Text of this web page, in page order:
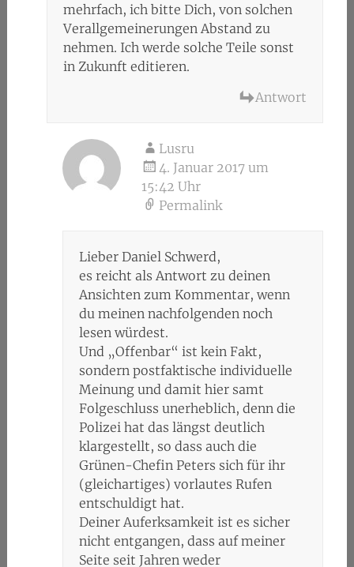
mehrfach, ich bitte Dich, von solchen
Verallgemeinerungen Abstand zu
nehmen. Ich werde solche Teile sonst
in Zukunft editieren.
Antwort
Lusru
4. Januar 2017 um
15:42 Uhr
Permalink
Lieber Daniel Schwerd,
es reicht als Antwort zu deinen
Ansichten zum Kommentar, wenn
du meinen nachfolgenden noch
lesen würdest.
Und „Offenbar“ ist kein Fakt,
sondern postfaktische individuelle
Meinung und damit hier samt
Folgeschluss unerheblich, denn die
Polizei hat das längst deutlich
klargestellt, so dass auch die
Grünen-Chefin Peters sich für ihr
(gleichartiges) vorlautes Rufen
entschuldigt hat.
Deiner Auferksamkeit ist es sicher
nicht entgangen, dass auf meiner
Seite seit Jahren weder